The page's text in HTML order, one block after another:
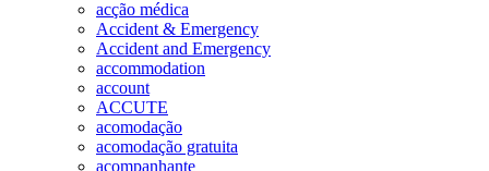
acção médica
Accident & Emergency
Accident and Emergency
accommodation
account
ACCUTE
acomodação
acomodação gratuita
acompanhante